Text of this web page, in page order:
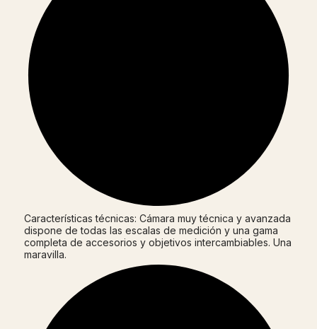
Características técnicas: Cámara muy técnica y avanzada
dispone de todas las escalas de medición y una gama
completa de accesorios y objetivos intercambiables. Una
maravilla.